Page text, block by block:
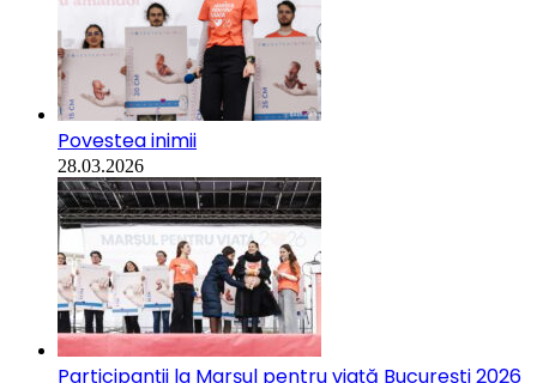
Povestea inimii
28.03.2026
Participanții la Marșul pentru viață București 2026